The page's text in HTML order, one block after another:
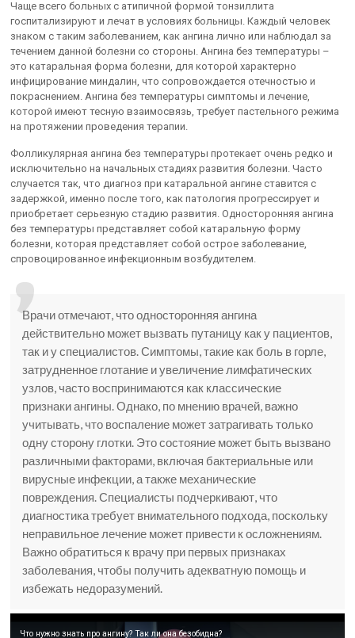
Чаще всего больных с атипичной формой тонзиллита
госпитализируют и лечат в условиях больницы. Каждый человек
знаком с таким заболеванием, как ангина лично или наблюдал за
течением данной болезни со стороны. Ангина без температуры –
это катаральная форма болезни, для которой характерно
инфицирование миндалин, что сопровождается отечностью и
покраснением. Ангина без температуры симптомы и лечение,
которой имеют тесную взаимосвязь, требует пастельного режима
на протяжении проведения терапии.
Фолликулярная ангина без температуры протекает очень редко и
исключительно на начальных стадиях развития болезни. Часто
случается так, что диагноз при катаральной ангине ставится с
задержкой, именно после того, как патология прогрессирует и
приобретает серьезную стадию развития. Односторонняя ангина
без температуры представляет собой катаральную форму
болезни, которая представляет собой острое заболевание,
спровоцированное инфекционным возбудителем.
Врачи отмечают, что односторонняя ангина
действительно может вызвать путаницу как у пациентов,
так и у специалистов. Симптомы, такие как боль в горле,
затрудненное глотание и увеличение лимфатических
узлов, часто воспринимаются как классические
признаки ангины. Однако, по мнению врачей, важно
учитывать, что воспаление может затрагивать только
одну сторону глотки. Это состояние может быть вызвано
различными факторами, включая бактериальные или
вирусные инфекции, а также механические
повреждения. Специалисты подчеркивают, что
диагностика требует внимательного подхода, поскольку
неправильное лечение может привести к осложнениям.
Важно обратиться к врачу при первых признаках
заболевания, чтобы получить адекватную помощь и
избежать недоразумений.
Что нужно знать про ангину? Так ли она безобидна?